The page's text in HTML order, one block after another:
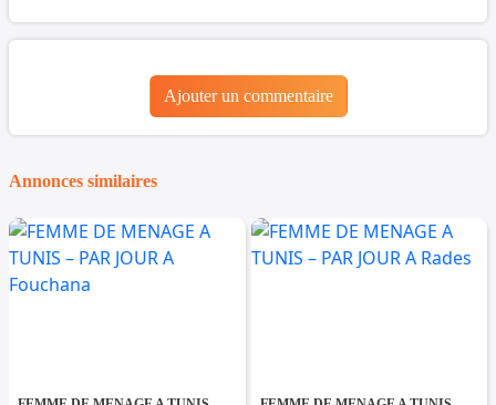
Ajouter un commentaire
Annonces similaires